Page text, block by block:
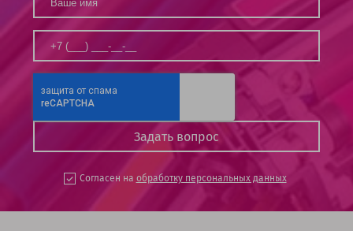
Согласен на обработку персональных данных